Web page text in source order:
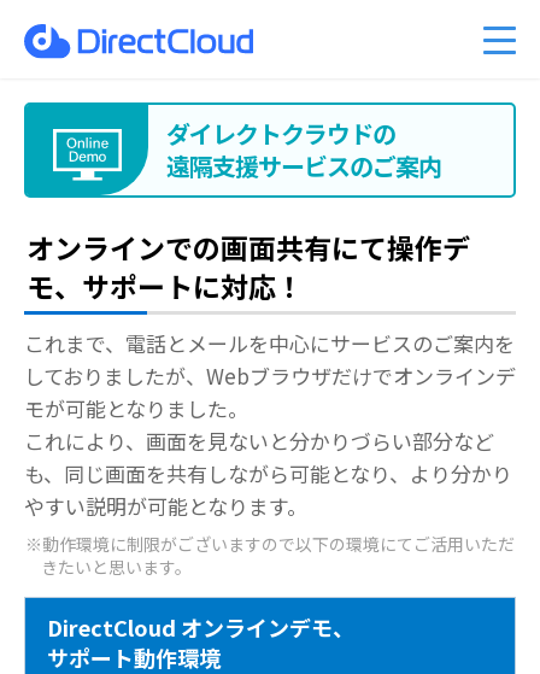
のクラウド移行 ファイル共有・コラボレーション
DirectCloud ストレージ階層化
Business 料金プラン DirectCloud AIの料金プラン
の料金プラン 導入をご検討の方へ
比較
ント情報
あるご質問
い合わせ
ダイレクトクラウドの
遠隔支援サービスのご案内
オンラインでの画面共有にて操作デ
モ、サポートに対応！
これまで、電話とメールを中心にサービスのご案内を
しておりましたが、Webブラウザだけでオンラインデ
モが可能となりました。
これにより、画面を見ないと分かりづらい部分など
も、同じ画面を共有しながら可能となり、より分かり
やすい説明が可能となります。
※動作環境に制限がございますので以下の環境にてご活用いただ
きたいと思います。
DirectCloud オンラインデモ、
サポート動作環境